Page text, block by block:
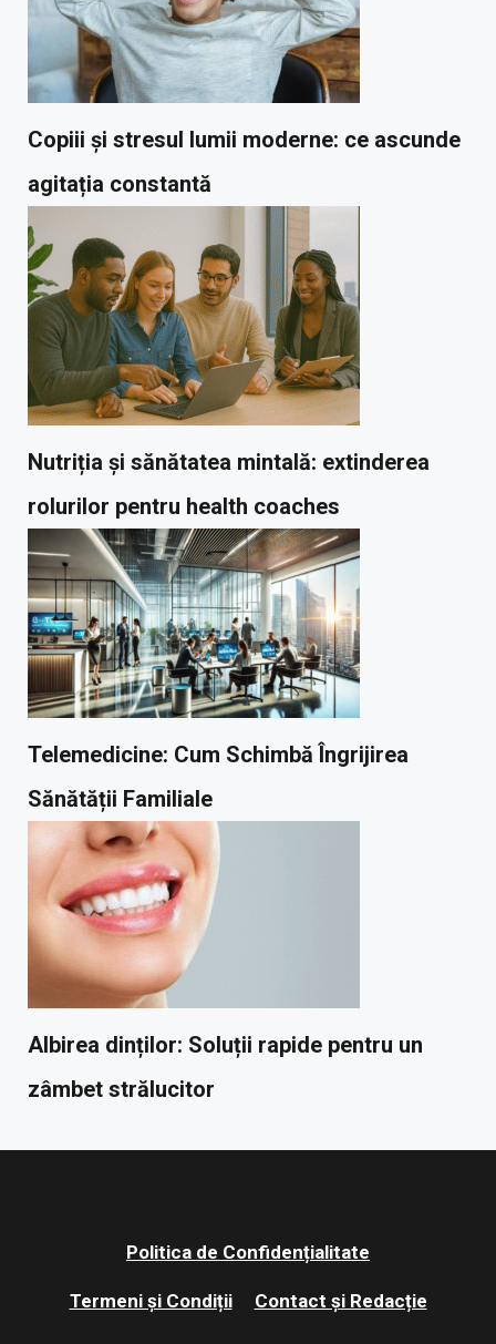
Copiii și stresul lumii moderne: ce ascunde
agitația constantă
Nutriția și sănătatea mintală: extinderea
rolurilor pentru health coaches
Telemedicine: Cum Schimbă Îngrijirea
Sănătății Familiale
Albirea dinților: Soluții rapide pentru un
zâmbet strălucitor
Politica de Confidențialitate
Termeni și Condiții Contact și Redacție